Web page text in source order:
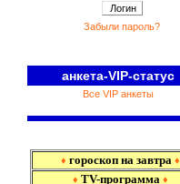
Забыли пароль?
анкета-VIP-статус
Все VIP анкеты
♦ гороскоп на завтра ♦
♦ TV-программа ♦